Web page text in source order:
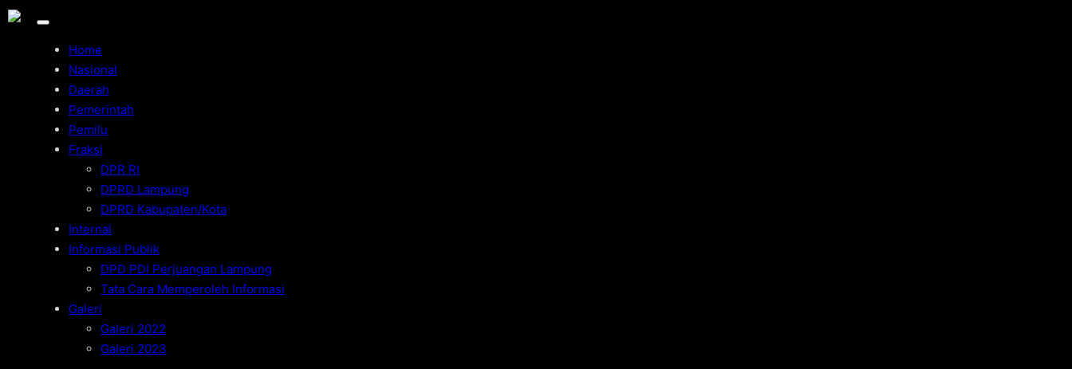
Home
Nasional
Daerah
Pemerintah
Pemilu
Fraksi
DPR RI
DPRD Lampung
DPRD Kabupaten/Kota
Internal
Informasi Publik
DPD PDI Perjuangan Lampung
Tata Cara Memperoleh Informasi
Galeri
Galeri 2022
Galeri 2023